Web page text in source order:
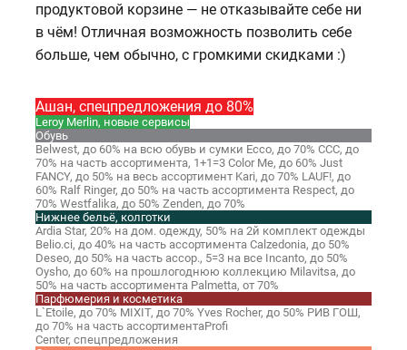
продуктовой корзине — не отказывайте себе ни
в чём! Отличная возможность позволить себе
больше, чем обычно, с громкими скидками :)
Ашан, спецпредложения до 80%
Leroy Merlin, новые сервисы
Обувь
Belwest, до 60% на всю обувь и сумки Ессо, до 70% ССС, до
70% на часть ассортимента, 1+1=3 Color Me, до 60% Just
FANCY, до 50% на весь ассортимент Kari, до 70% LAUF!, до
60% Ralf Ringer, до 50% на часть ассортимента Respect, до
70% Westfalika, до 50% Zenden, до 70%
Нижнее бельё, колготки
Ardia Star, 20% на дом. одежду, 50% на 2й комплект одежды
Belio.ci, до 40% на часть ассортимента Calzedonia, до 50%
Deseo, до 50% на часть ассор., 5=3 на все Incanto, до 50%
Oysho, до 60% на прошлогоднюю коллекцию Milavitsa, до
50% на часть ассортимента Palmetta, от 70%
Парфюмерия и косметика
L`Etoile, до 70% MIXIT, до 70% Yves Rocher, до 50% РИВ ГОШ,
до 70% на часть ассортиментаProfi
Center, спецпредложения